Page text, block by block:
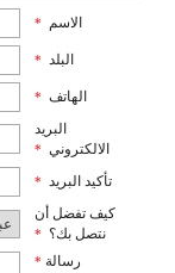
الاسم *
البلد *
الهاتف *
البريد
الالكتروني *
تأكيد البريد *
كيف تفضل أن
نتصل بك؟ *
رسالة *